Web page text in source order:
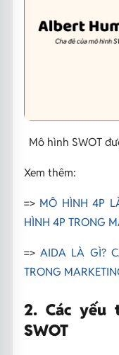
Mô hình SWOT
Xem thêm:
=> MÔ HÌNH 4P
HÌNH 4P TRONG
=>AIDA LÀ GÌ?
TRONG
2. Các yếu
SWOT